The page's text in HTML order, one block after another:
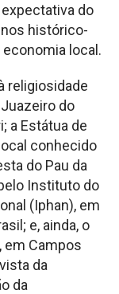
do
histórico-
local.
religiosidade
do
a Estátua de
conhecido
do Pau da
Instituto do
(Iphan), em
e, ainda, o
em Campos
da
da